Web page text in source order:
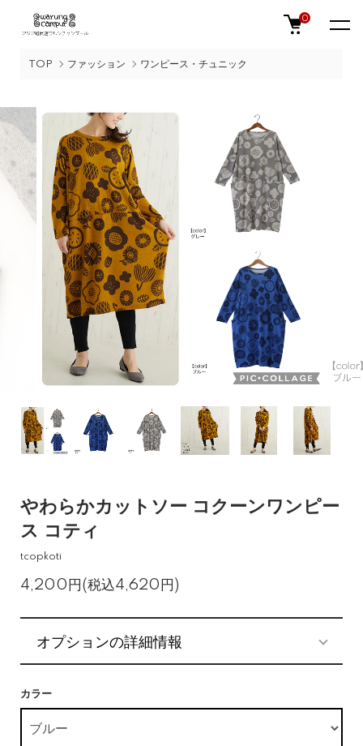
0
TOP ファッション ワンピース・チュニック
やわらかカットソー コクーンワンピー
ス コティ
tcopkoti
4,200円(税込4,620円)
オプションの詳細情報
カラー